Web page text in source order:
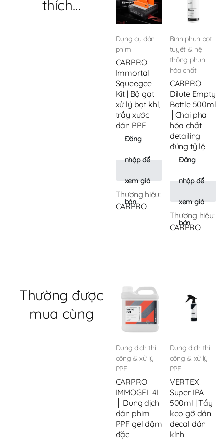
thích…
Dụng cụ dán
phim
CARPRO
Immortal
Squeegee
Kit | Bộ gạt
xử lý bọt khí,
trầy xước
dán PPF
Đăng
nhập để
xem giá
bán
Thương hiệu:
CARPRO
Bình phun bọt
tuyết & hệ
thống phun
hóa chất
CARPRO
Dilute Empty
Bottle 500ml
│Chai pha
hóa chất
detailing
đúng tỷ lệ
Đăng
nhập để
xem giá
bán
Thương hiệu:
CARPRO
Thường được
mua cùng
Dung dịch thi
công & xử lý
PPF
CARPRO
IMMOGEL 4L
│ Dung dịch
dán phim
PPF gel đậm
đặc
Dung dịch thi
công & xử lý
PPF
VERTEX
Super IPA
500ml | Tẩy
keo gỡ dán
decal dán
kính